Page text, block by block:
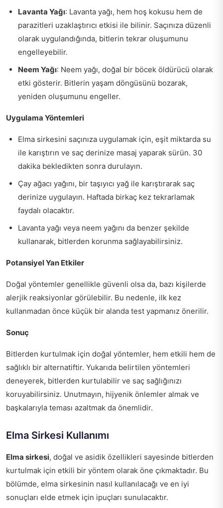
Lavanta Yağı: Lavanta yağı, hem hoş kokusu hem de
parazitleri uzaklaştırıcı etkisi ile bilinir. Saçınıza düzenli
olarak uygulandığında, bitlerin tekrar oluşumunu
engelleyebilir.
Neem Yağı: Neem yağı, doğal bir böcek öldürücü olarak
etki gösterir. Bitlerin yaşam döngüsünü bozarak,
yeniden oluşumunu engeller.
Uygulama Yöntemleri
Elma sirkesini saçınıza uygulamak için, eşit miktarda su
ile karıştırın ve saç derinize masaj yaparak sürün. 30
dakika bekledikten sonra durulayın.
Çay ağacı yağını, bir taşıyıcı yağ ile karıştırarak saç
derinize uygulayın. Haftada birkaç kez tekrarlamak
faydalı olacaktır.
Lavanta yağı veya neem yağını da benzer şekilde
kullanarak, bitlerden korunma sağlayabilirsiniz.
Potansiyel Yan Etkiler
Doğal yöntemler genellikle güvenli olsa da, bazı kişilerde
alerjik reaksiyonlar görülebilir. Bu nedenle, ilk kez
kullanmadan önce küçük bir alanda test yapmanız önerilir.
Sonuç
Bitlerden kurtulmak için doğal yöntemler, hem etkili hem de
sağlıklı bir alternatiftir. Yukarıda belirtilen yöntemleri
deneyerek, bitlerden kurtulabilir ve saç sağlığınızı
koruyabilirsiniz. Unutmayın, hijyenik önlemler almak ve
başkalarıyla teması azaltmak da önemlidir.
Elma Sirkesi Kullanımı
Elma sirkesi, doğal ve asidik özellikleri sayesinde bitlerden
kurtulmak için etkili bir yöntem olarak öne çıkmaktadır. Bu
bölümde, elma sirkesinin nasıl kullanılacağı ve en iyi
sonuçları elde etmek için ipuçları sunulacaktır.